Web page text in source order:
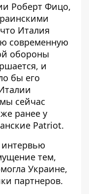
Роберт Фицо,
Италия
современную
обороны
и
бы его
сейчас
ранее у
Patriot.
интервью
тем,
Украине,
партнеров.